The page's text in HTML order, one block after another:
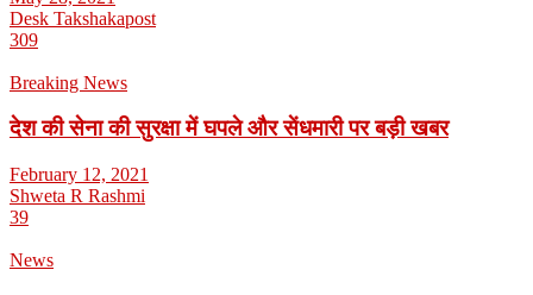
Desk Takshakapost
309
Breaking News
देश की सेना की सुरक्षा में घपले और सेंधमारी पर बड़ी खबर
February 12, 2021
Shweta R Rashmi
39
News